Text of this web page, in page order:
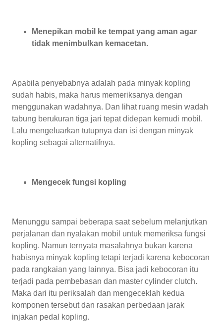
Menepikan mobil ke tempat yang aman agar
tidak menimbulkan kemacetan.
Apabila penyebabnya adalah pada minyak kopling
sudah habis, maka harus memeriksanya dengan
menggunakan wadahnya. Dan lihat ruang mesin wadah
tabung berukuran tiga jari tepat didepan kemudi mobil.
Lalu mengeluarkan tutupnya dan isi dengan minyak
kopling sebagai alternatifnya.
Mengecek fungsi kopling
Menunggu sampai beberapa saat sebelum melanjutkan
perjalanan dan nyalakan mobil untuk memeriksa fungsi
kopling. Namun ternyata masalahnya bukan karena
habisnya minyak kopling tetapi terjadi karena kebocoran
pada rangkaian yang lainnya. Bisa jadi kebocoran itu
terjadi pada pembebasan dan master cylinder clutch.
Maka dari itu periksalah dan mengeceklah kedua
komponen tersebut dan rasakan perbedaan jarak
injakan pedal kopling.